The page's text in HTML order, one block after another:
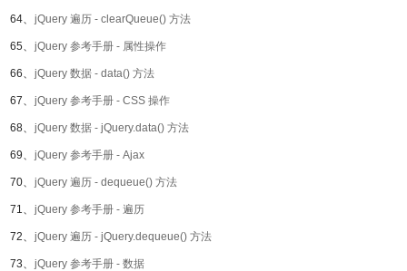
64、 jQuery 遍历 - clearQueue() 方法
65、 jQuery 参考手册 - 属性操作
66、 jQuery 数据 - data() 方法
67、 jQuery 参考手册 - CSS 操作
68、 jQuery 数据 - jQuery.data() 方法
69、 jQuery 参考手册 - Ajax
70、 jQuery 遍历 - dequeue() 方法
71、 jQuery 参考手册 - 遍历
72、 jQuery 遍历 - jQuery.dequeue() 方法
73、 jQuery 参考手册 - 数据